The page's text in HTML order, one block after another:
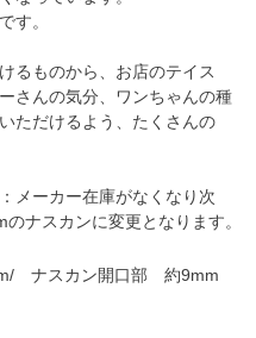
す。
るものから、お店のテイス
さんの気分、ワンちゃんの種
ただけるよう、たくさんの
メーカー在庫がなくなり次
ナスカンに変更となります。
ナスカン開口部 約9mm